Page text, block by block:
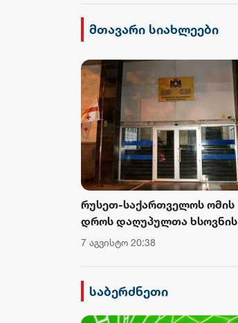
მთავარი სიახლეები
რუსეთ-საქართველოს ომის
დროს დაღუპულთა ხსოვნის
პატივსაცემად, აფხაზეთის
დაშვებულია
7 აგვისტო 20:38
საბერძნეთი